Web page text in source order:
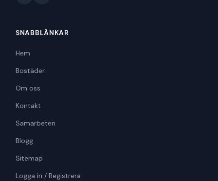
SNABBLÄNKAR
Hem
Bostäder
Om oss
Kontakt
Samarbeten
Blogg
Sitemap
Logga in / Registrera